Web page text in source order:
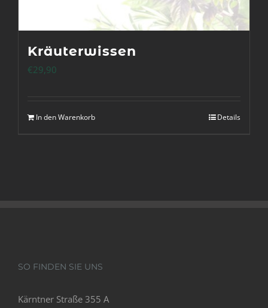
Kräuterwissen
€29,90
In den Warenkorb Details
SO FINDEN SIE UNS
Kärntner Straße 355 A